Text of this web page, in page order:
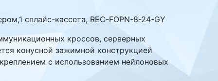
сплайс-кассета, REC-FOPN-8-24-GY
кроссов, серверных
конусной зажимной конструкцией
с использованием нейлоновых